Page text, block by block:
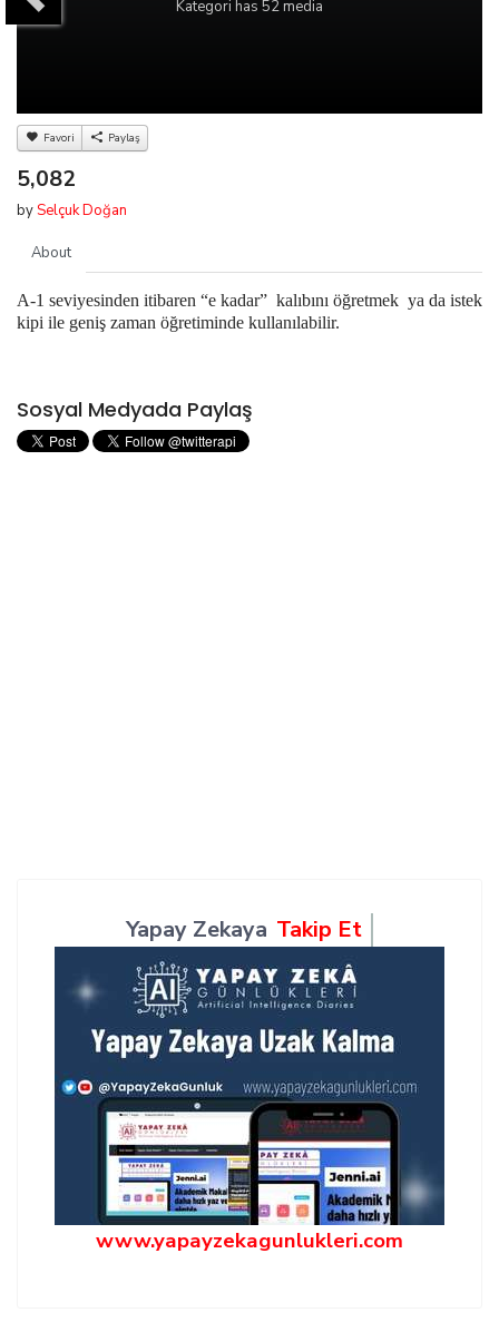
Kategori has 52 media
Favori Paylaş
5,082
bySelçuk Doğan
About
A-1 seviyesinden itibaren “e kadar” kalıbını öğretmek ya da istek
kipi ile geniş zaman öğretiminde kullanılabilir.
Sosyal Medyada Paylaş
Yapay Zekaya Takip Et
www.yapayzekagunlukleri.com